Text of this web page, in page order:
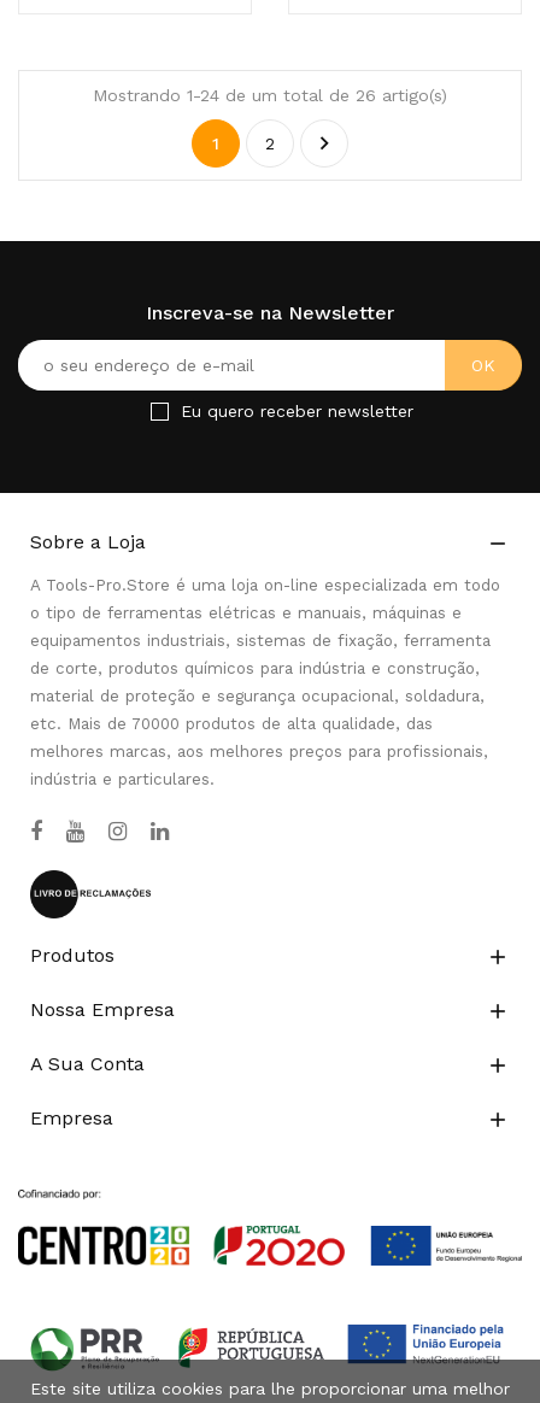
Mostrando 1-24 de um total de 26 artigo(s)
1 2 
Inscreva-se na Newsletter
Eu quero receber newsletter
Sobre a Loja 
A Tools-Pro.Store é uma loja on-line especializada em todo
o tipo de ferramentas elétricas e manuais, máquinas e
equipamentos industriais, sistemas de fixação, ferramenta
de corte, produtos químicos para indústria e construção,
material de proteção e segurança ocupacional, soldadura,
etc. Mais de 70000 produtos de alta qualidade, das
melhores marcas, aos melhores preços para profissionais,
indústria e particulares.
Produtos 
Nossa Empresa 
A Sua Conta 
Empresa 
Este site utiliza cookies para lhe proporcionar uma melhor